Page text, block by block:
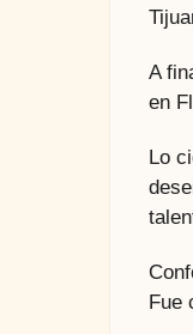
A
en
Lo
Fue